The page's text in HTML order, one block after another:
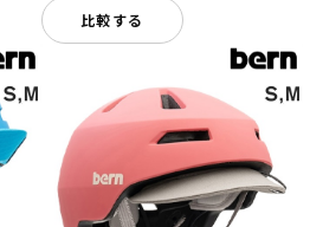
比較する